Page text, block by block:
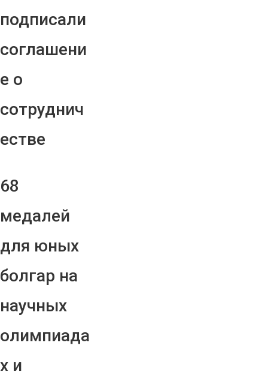
подписали
соглашени
е о
сотруднич
естве
68
медалей
для юных
болгар на
научных
олимпиада
х и